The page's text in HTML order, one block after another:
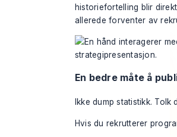
historiefortelling blir
allerede forventer av
En bedre måte å
Ikke dump statistikk. Tolk
Hvis du rekrutterer